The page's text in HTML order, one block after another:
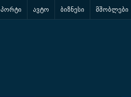
ავტო ბიზნესი მშობლები